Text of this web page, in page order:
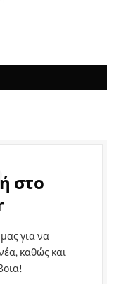
στο
για να
καθώς και